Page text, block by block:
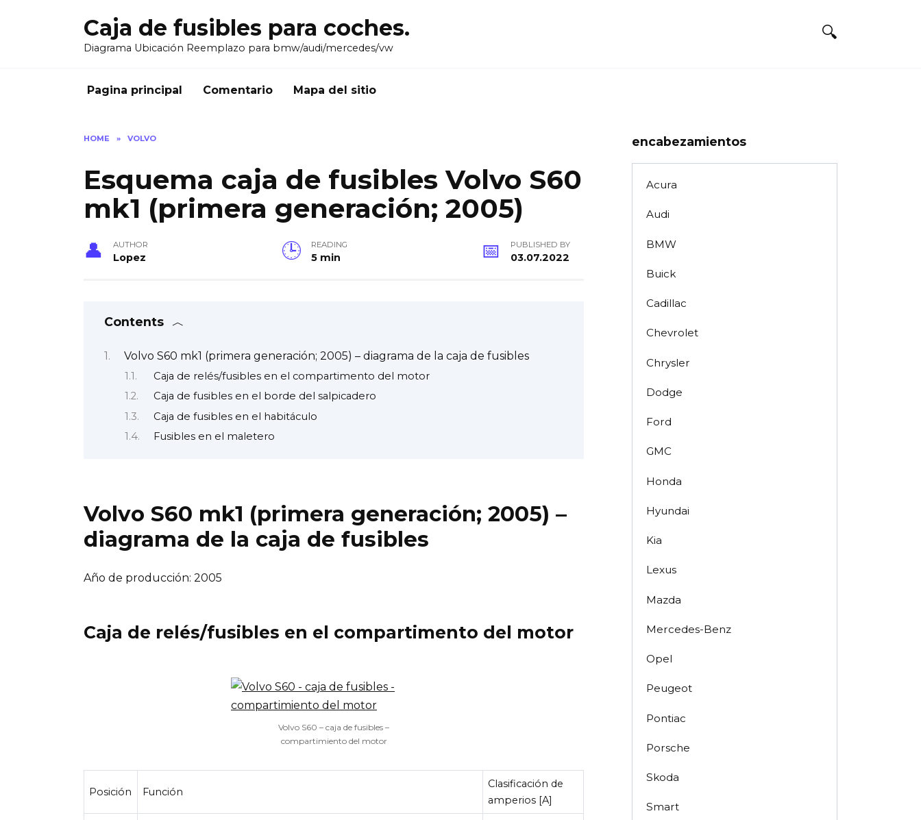
Caja de fusibles para coches.
Diagrama Ubicación Reemplazo para bmw/audi/mercedes/vw
Pagina principal Comentario Mapa del sitio
HOME » VOLVO
Esquema caja de fusibles Volvo S60
mk1 (primera generación; 2005)
AUTHOR
Lopez
READING
5 min
PUBLISHED BY
03.07.2022
Contents
Volvo S60 mk1 (primera generación; 2005) – diagrama de la caja de fusibles
Caja de relés/fusibles en el compartimento del motor
Caja de fusibles en el borde del salpicadero
Caja de fusibles en el habitáculo
Fusibles en el maletero
Volvo S60 mk1 (primera generación; 2005) –
diagrama de la caja de fusibles
Año de producción: 2005
Caja de relés/fusibles en el compartimento del motor
Volvo S60 – caja de fusibles –
compartimiento del motor
Posición Función
Clasificación de
amperios [A]
encabezamientos
Acura
Audi
BMW
Buick
Cadillac
Chevrolet
Chrysler
Dodge
Ford
GMC
Honda
Hyundai
Kia
Lexus
Mazda
Mercedes-Benz
Opel
Peugeot
Pontiac
Porsche
Skoda
Smart